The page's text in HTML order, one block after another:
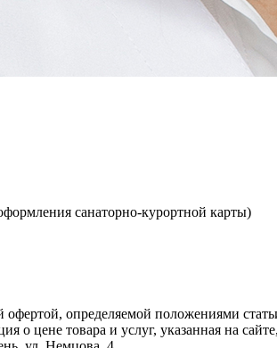
санаторно-курортной карты)
офертой, определяемой положениями
о цене товара и услуг, указанная на